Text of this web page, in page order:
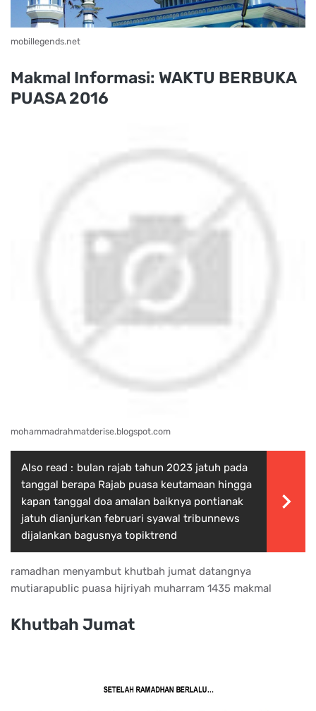
mobillegends.net
Makmal Informasi: WAKTU BERBUKA
PUASA 2016
mohammadrahmatderise.blogspot.com
Also read : bulan rajab tahun 2023 jatuh pada
tanggal berapa Rajab puasa keutamaan hingga
kapan tanggal doa amalan baiknya pontianak
jatuh dianjurkan februari syawal tribunnews
dijalankan bagusnya topiktrend
ramadhan menyambut khutbah jumat datangnya
mutiarapublic puasa hijriyah muharram 1435 makmal
Khutbah Jumat